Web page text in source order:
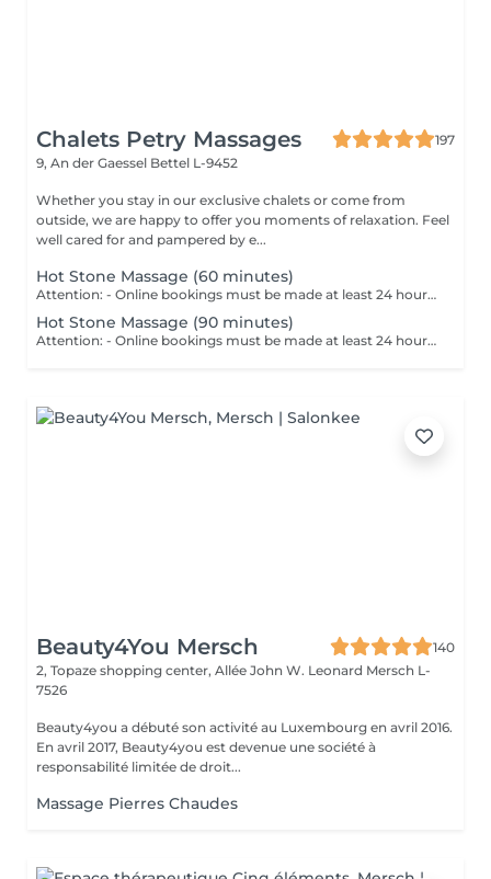
Chalets Petry Massages
197
9, An der Gaessel Bettel L-9452
Whether you stay in our exclusive chalets or come from
outside, we are happy to offer you moments of relaxation. Feel
well cared for and pampered by e...
Hot Stone Massage (60 minutes)
Attention: - Online bookings must be made at least 24 hours in advance. - If you would like to book a massage at short notice (less than 24 hours in advance), please call +49 173 390 20 62. - If you have to cancel the massage, we kindly ask you to do so at least 24 hours in advance, otherwise we will have to charge 70% of the price of the massage. - Employees and times can be adjusted if necessary, after consultation with you. The combination of massage techniques with warm oil and the application of warm stones on your body can lead to a deep relaxation throughout the body. At the same time, acupuncture points are stimulated and muscle trigger points are relaxed. The massage ensures that daily stress and mental tension can fall off.
Hot Stone Massage (90 minutes)
Attention: - Online bookings must be made at least 24 hours in advance. - If you would like to book a massage at short notice (less than 24 hours in advance), please call +49 173 390 20 62. - If you have to cancel the massage, we kindly ask you to do so at least 24 hours in advance, otherwise we will have to charge 70% of the price of the massage. - Employees and times can be adjusted if necessary, after consultation with you. The combination of massage techniques with warm oil and the application of warm stones on your body can lead to a deep relaxation throughout the body. At the same time, acupuncture points are stimulated and muscle trigger points are relaxed. The massage ensures that daily stress and mental tension can fall off.
Beauty4You Mersch
140
2, Topaze shopping center, Allée John W. Leonard Mersch L-
7526
Beauty4you a débuté son activité au Luxembourg en avril 2016.
En avril 2017, Beauty4you est devenue une société à
responsabilité limitée de droit...
Massage Pierres Chaudes